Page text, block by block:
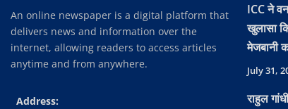
An online newspaper is a digital platform that
delivers news and information over the
internet, allowing readers to access articles
anytime and from anywhere.
Address:
ICC ने
खुलासा
मेजबानी
July 31,
राहुल